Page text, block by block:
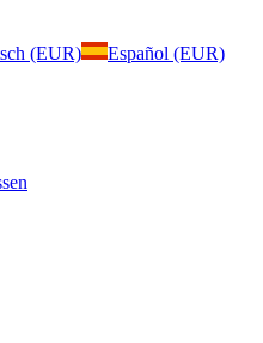
(EUR)
Español (EUR)